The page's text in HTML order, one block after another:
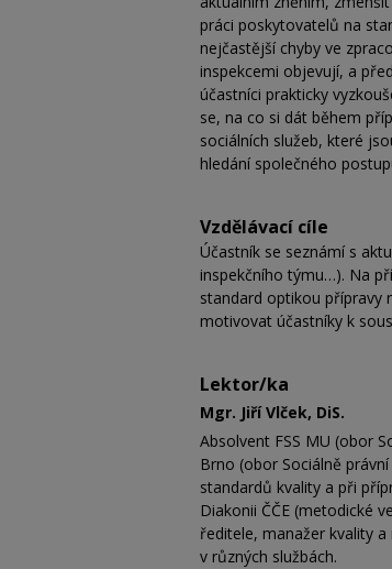
práci poskytovatelů na
nejčastější chyby ve
inspekcemi objevují, a
účastníci prakticky
se, na co si dát během
sociálních služeb, které
hledání společného
Vzdělávací cíle
Účastník se seznámí s
inspekčního týmu…). Na
standard optikou přípravy
motivovat účastníky k
Lektor/ka
Mgr. Jiří Vlček, DiS.
Absolvent FSS MU (obor
Brno (obor Sociálně
standardů kvality a při
Diakonii ČČE (metodické
ředitele, manažer kvality
v různých službách.